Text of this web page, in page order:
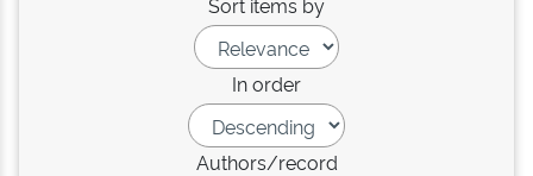
In order
Authors/record